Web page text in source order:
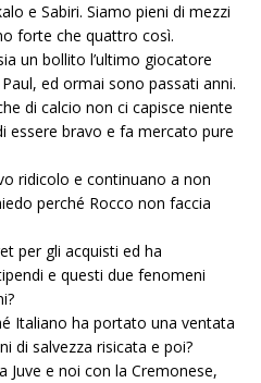
e Sabiri. Siamo pieni di mezzi
forte che quattro così.
un bollito l’ultimo giocatore
ed ormai sono passati anni.
di calcio non ci capisce niente
essere bravo e fa mercato pure
ridicolo e continuano a non
perché Rocco non faccia
per gli acquisti ed ha
e questi due fenomeni
Italiano ha portato una ventata
di salvezza risicata e poi?
Juve e noi con la Cremonese,